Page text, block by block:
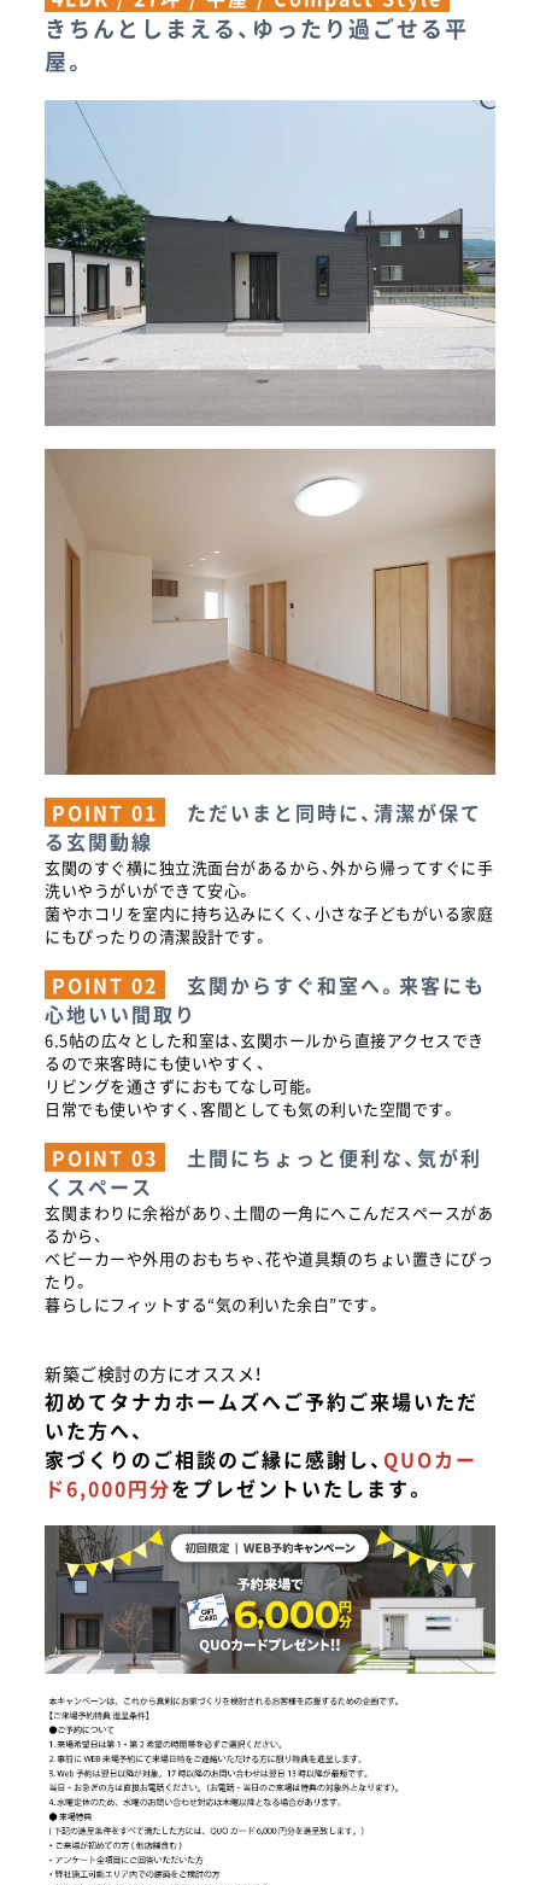
きちんとしまえる、ゆったり過ごせる平
屋。
POINT 01
ただいまと同時に、清潔が保て
る玄関動線
玄関のすぐ横に独立洗面台があるから、外から帰ってすぐに手
洗いやうがいができて安心。
菌やホコリを室内に持ち込みにくく、小さな子どもがいる家庭
にもぴったりの清潔設計です。
POINT 02
玄関からすぐ和室へ。来客にも
心地いい間取り
6.5帖の広々とした和室は、玄関ホールから直接アクセスでき
るので来客時にも使いやすく、
リビングを通さずにおもてなし可能。
日常でも使いやすく、客間としても気の利いた空間です。
POINT 03
土間にちょっと便利な、気が利
くスペース
玄関まわりに余裕があり、土間の一角にへこんだスペースがあ
るから、
ベビーカーや外用のおもちゃ、花や道具類のちょい置きにぴっ
たり。
暮らしにフィットする“気の利いた余白”です。
新築ご検討の方にオススメ！
初めてタナカホームズへご予約ご来場いただ
いた方へ、
家づくりのご相談のご縁に感謝し、 QUOカー
ド6,000円分をプレゼントいたします。